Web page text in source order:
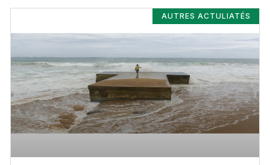
AUTRES ACTULIATÉS